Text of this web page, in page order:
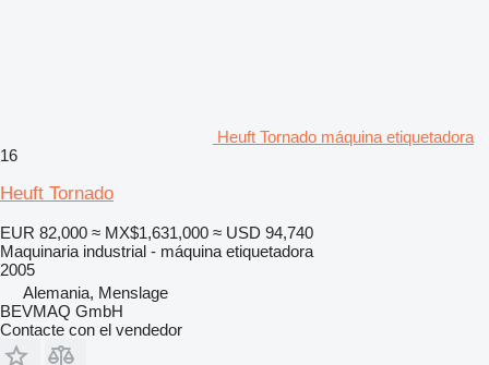
Heuft Tornado máquina etiquetadora
16
Heuft Tornado
EUR 82,000 ≈ MX$1,631,000 ≈ USD 94,740
Maquinaria industrial - máquina etiquetadora
2005
Alemania, Menslage
BEVMAQ GmbH
Contacte con el vendedor